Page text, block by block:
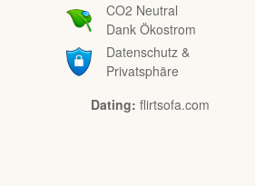
CO2 Neutral
Dank Ökostrom
Datenschutz &
Privatsphäre
Dating: flirtsofa.com